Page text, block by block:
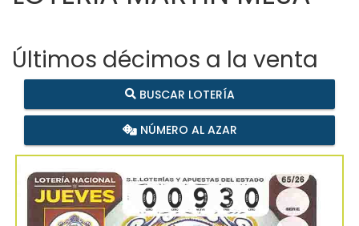
Últimos décimos a la venta
BUSCAR LOTERÍA
NÚMERO AL AZAR